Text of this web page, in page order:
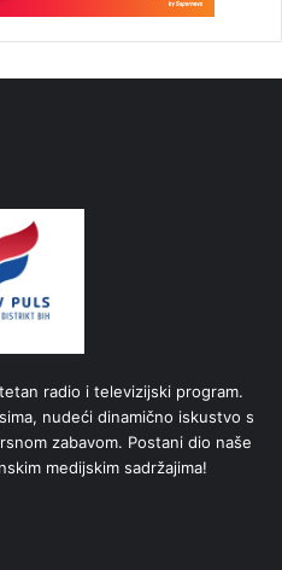
radio i televizijski program.
nudeći dinamično iskustvo s
zabavom. Postani dio naše
medijskim sadržajima!